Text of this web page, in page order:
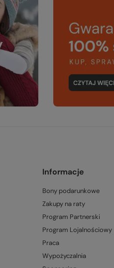
Informacje
Bony podarunkowe
Zakupy na raty
Program Partnerski
Program Lojalnościowy
Praca
Wypożyczalnia